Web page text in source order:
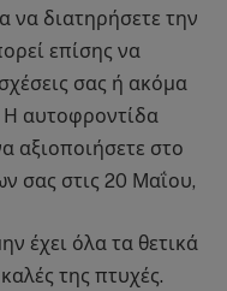
να διατηρήσετε την
επίσης να
σας ή ακόμα
Η αυτοφροντίδα
αξιοποιήσετε στο
σας στις 20 Μαΐου,
έχει όλα τα θετικά
της πτυχές.